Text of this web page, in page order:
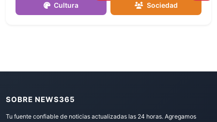
Cultura Sociedad
SOBRE NEWS365
Tu fuente confiable de noticias actualizadas las 24 horas. Agregamos